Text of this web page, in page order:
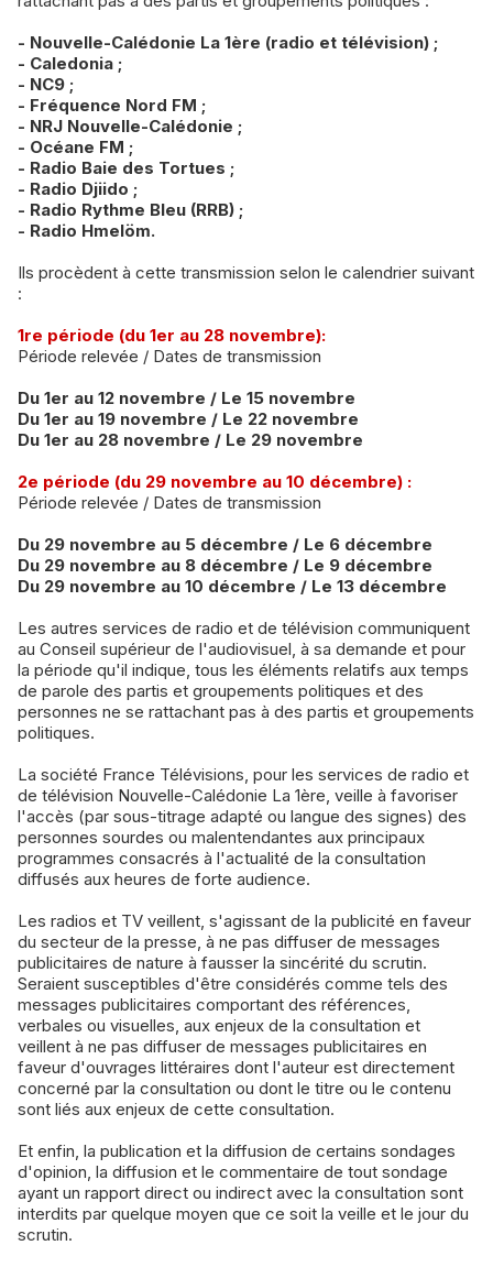
- Nouvelle-Calédonie La 1ère (radio et télévision) ;
- Caledonia ;
- NC9 ;
- Fréquence Nord FM ;
- NRJ Nouvelle-Calédonie ;
- Océane FM ;
- Radio Baie des Tortues ;
- Radio Djiido ;
- Radio Rythme Bleu (RRB) ;
- Radio Hmelöm.
Ils procèdent à cette transmission selon le calendrier suivant
:
1re période (du 1er au 28 novembre):
Période relevée / Dates de transmission
Du 1er au 12 novembre / Le 15 novembre
Du 1er au 19 novembre / Le 22 novembre
Du 1er au 28 novembre / Le 29 novembre
2e période (du 29 novembre au 10 décembre) :
Période relevée / Dates de transmission
Du 29 novembre au 5 décembre / Le 6 décembre
Du 29 novembre au 8 décembre / Le 9 décembre
Du 29 novembre au 10 décembre / Le 13 décembre
Les autres services de radio et de télévision communiquent
au Conseil supérieur de l'audiovisuel, à sa demande et pour
la période qu'il indique, tous les éléments relatifs aux temps
de parole des partis et groupements politiques et des
personnes ne se rattachant pas à des partis et groupements
politiques.
La société France Télévisions, pour les services de radio et
de télévision Nouvelle-Calédonie La 1ère, veille à favoriser
l'accès (par sous-titrage adapté ou langue des signes) des
personnes sourdes ou malentendantes aux principaux
programmes consacrés à l'actualité de la consultation
diffusés aux heures de forte audience.
Les radios et TV veillent, s'agissant de la publicité en faveur
du secteur de la presse, à ne pas diffuser de messages
publicitaires de nature à fausser la sincérité du scrutin.
Seraient susceptibles d'être considérés comme tels des
messages publicitaires comportant des références,
verbales ou visuelles, aux enjeux de la consultation et
veillent à ne pas diffuser de messages publicitaires en
faveur d'ouvrages littéraires dont l'auteur est directement
concerné par la consultation ou dont le titre ou le contenu
sont liés aux enjeux de cette consultation.
Et enfin, la publication et la diffusion de certains sondages
d'opinion, la diffusion et le commentaire de tout sondage
ayant un rapport direct ou indirect avec la consultation sont
interdits par quelque moyen que ce soit la veille et le jour du
scrutin.